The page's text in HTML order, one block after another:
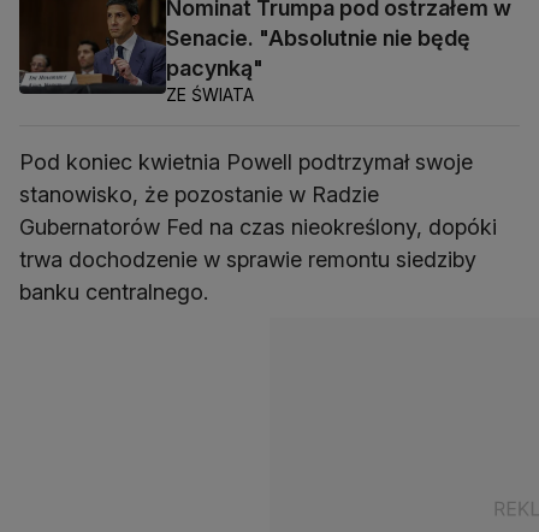
Nominat Trumpa pod ostrzałem w
Senacie. "Absolutnie nie będę
pacynką"
ZE ŚWIATA
Pod koniec kwietnia Powell podtrzymał swoje
stanowisko, że pozostanie w Radzie
Gubernatorów Fed na czas nieokreślony, dopóki
trwa dochodzenie w sprawie remontu siedziby
banku centralnego.